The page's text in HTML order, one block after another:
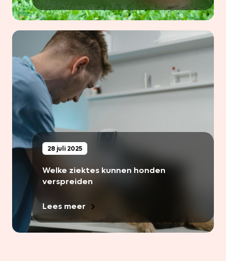
28 juli 2025
Welke ziektes kunnen honden
verspreiden
Lees meer